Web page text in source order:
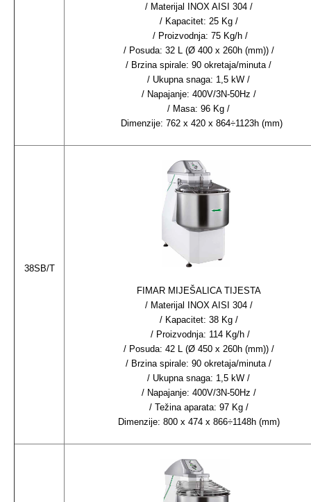
/ Materijal INOX AISI 304 /
/ Kapacitet: 25 Kg /
/ Proizvodnja: 75 Kg/h /
/ Posuda: 32 L (Ø 400 x 260h (mm)) /
/ Brzina spirale: 90 okretaja/minuta /
/ Ukupna snaga: 1,5 kW /
/ Napajanje: 400V/3N-50Hz /
/ Masa: 96 Kg /
Dimenzije: 762 x 420 x 864÷1123h (mm)
38SB/T
FIMAR MIJEŠALICA TIJESTA
/ Materijal INOX AISI 304 /
/ Kapacitet: 38 Kg /
/ Proizvodnja: 114 Kg/h /
/ Posuda: 42 L (Ø 450 x 260h (mm)) /
/ Brzina spirale: 90 okretaja/minuta /
/ Ukupna snaga: 1,5 kW /
/ Napajanje: 400V/3N-50Hz /
/ Težina aparata: 97 Kg /
Dimenzije: 800 x 474 x 866÷1148h (mm)